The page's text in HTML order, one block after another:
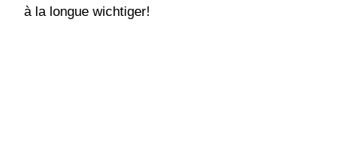
à la longue wichtiger!